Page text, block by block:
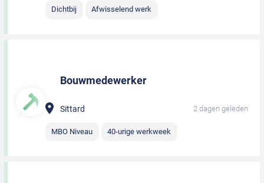
Dichtbij Afwisselend werk
Bouwmedewerker
Sittard 2 dagen geleden
MBO Niveau 40-urige werkweek